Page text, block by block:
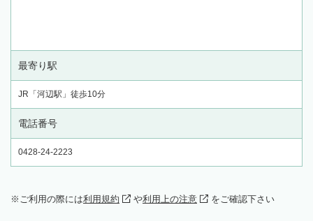
最寄り駅
JR「河辺駅」徒歩10分
電話番号
0428-24-2223
ご利用の際には利用規約 や利用上の注意 をご確認下さい